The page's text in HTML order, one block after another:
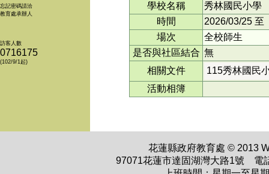
忘記密碼請洽
教育處承辦人
訪客人數
0716175
(102/9/1起)
學校名稱
秀林國民小學
時間
2026/03/25 至
場次
全校師生
是否與社區結合 無
相關文件
115秀林國民
活動相簿
花蓮縣政府教育處 © 2013
97071花蓮市達固湖灣大路1號 電